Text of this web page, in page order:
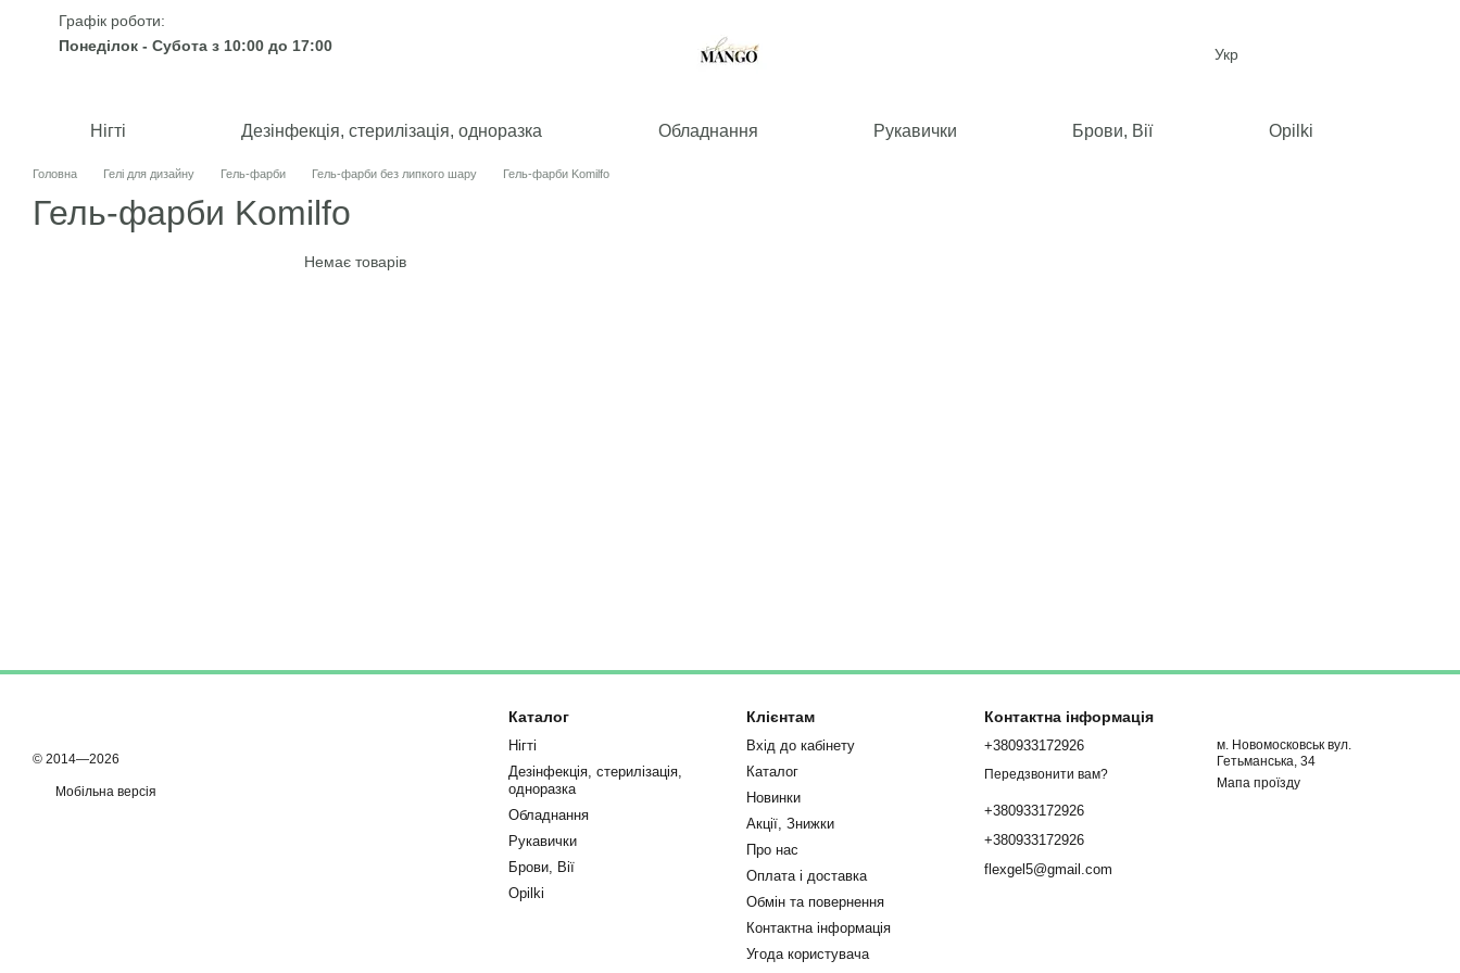
Перейти до основного контенту
Графік роботи:
Понеділок - Субота з 10:00 до 17:00
Укр
Нігті Дезінфекція, стерилізація, одноразка Обладнання Рукавички Брови, Вії Opilki
Головна Гелі для дизайну Гель-фарби Гель-фарби без липкого шару Гель-фарби Komilfo
Гель-фарби Komilfo
Немає товарів
© 2014—2026
Мобільна версія
Каталог
Нігті
Дезінфекція, стерилізація,
одноразка
Обладнання
Рукавички
Брови, Вії
Opilki
Клієнтам
Вхід до кабінету
Каталог
Новинки
Акції, Знижки
Про нас
Оплата і доставка
Обмін та повернення
Контактна інформація
Угода користувача
Контактна інформація
+380933172926
Передзвонити вам?
+380933172926
+380933172926
flexgel5@gmail.com
м. Новомосковськ вул.
Гетьманська, 34
Мапа проїзду